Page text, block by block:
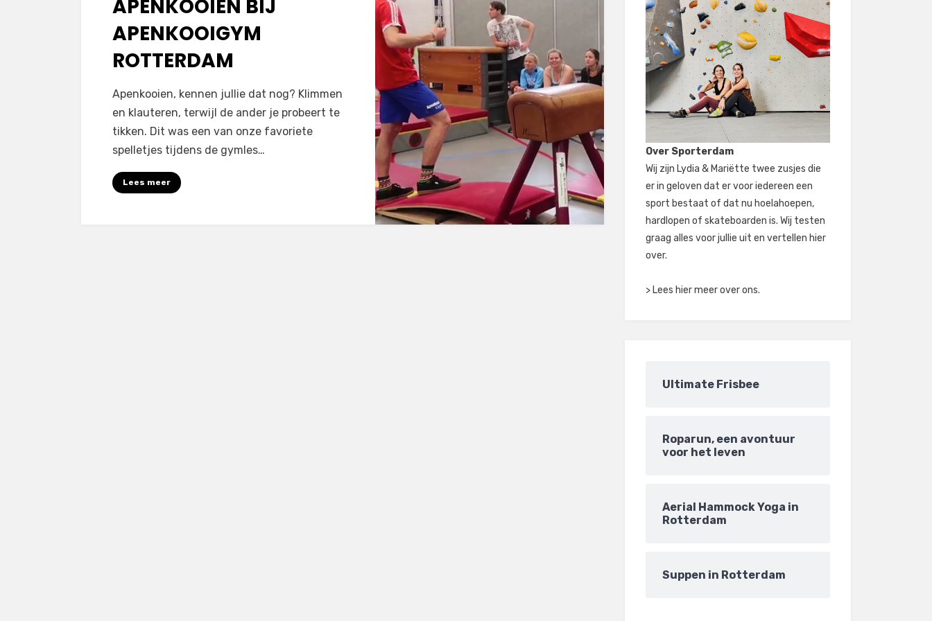
APENKOOIEN BIJ
APENKOOIGYM
ROTTERDAM
doorsporterdam
Apenkooien, kennen jullie dat nog? Klimmen
en klauteren, terwijl de ander je probeert te
tikken. Dit was een van onze favoriete
spelletjes tijdens de gymles…
Lees meer
Over Sporterdam
Wij zijn Lydia & Mariëtte twee zusjes die
er in geloven dat er voor iedereen een
sport bestaat of dat nu hoelahoepen,
hardlopen of skateboarden is. Wij testen
graag alles voor jullie uit en vertellen hier
over.
> Lees hier meer over ons.
Ultimate Frisbee
Roparun, een avontuur
voor het leven
Aerial Hammock Yoga in
Rotterdam
Suppen in Rotterdam